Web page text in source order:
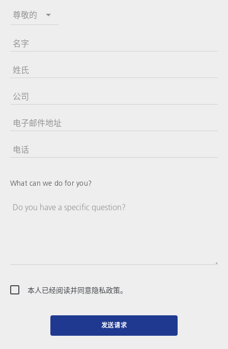
尊敬的
名字
姓氏
公司
电子邮件地址
美
电话
What can we do for you?
Do you have a specific question?
本人已经阅读并同意隐私政策。
发送请求